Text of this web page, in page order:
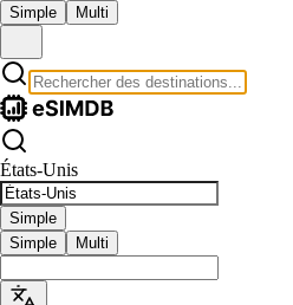
Simple Multi
États-Unis
Simple
Simple
Multi